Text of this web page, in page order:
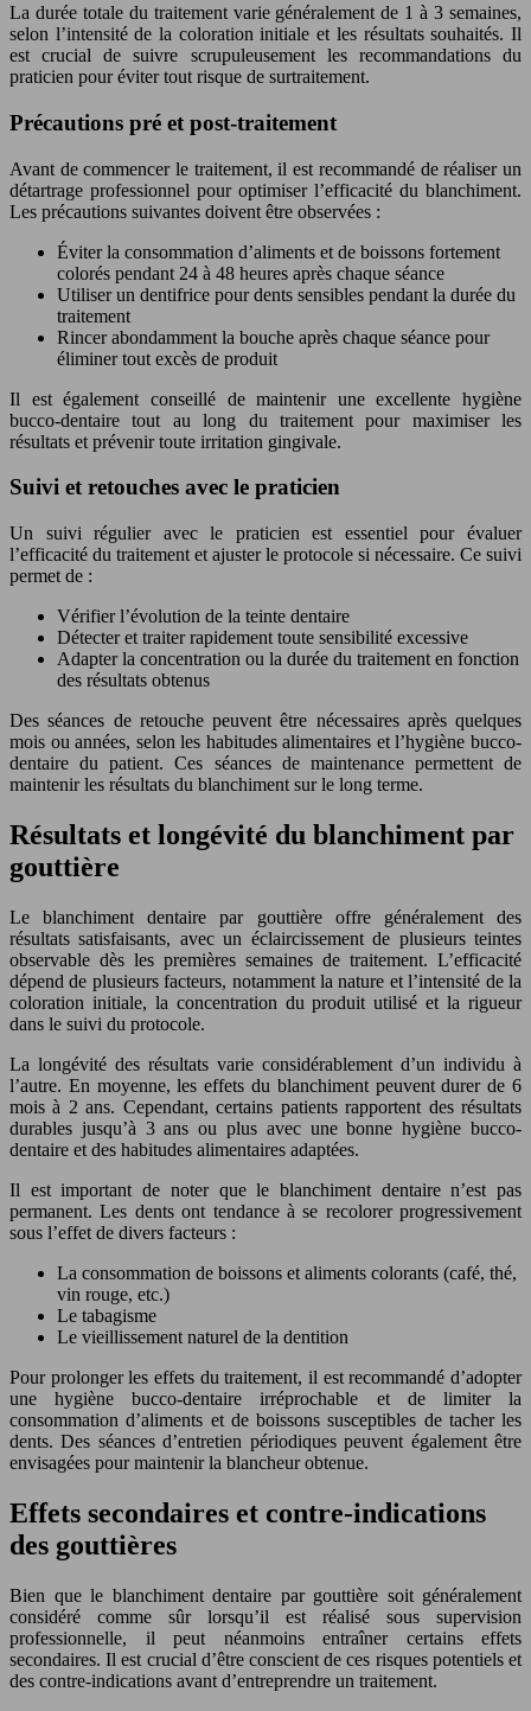
La durée totale du traitement varie généralement de 1 à 3 semaines,
selon l’intensité de la coloration initiale et les résultats souhaités. Il
est crucial de suivre scrupuleusement les recommandations du
praticien pour éviter tout risque de surtraitement.
Précautions pré et post-traitement
Avant de commencer le traitement, il est recommandé de réaliser un
détartrage professionnel pour optimiser l’efficacité du blanchiment.
Les précautions suivantes doivent être observées :
Éviter la consommation d’aliments et de boissons fortement
colorés pendant 24 à 48 heures après chaque séance
Utiliser un dentifrice pour dents sensibles pendant la durée du
traitement
Rincer abondamment la bouche après chaque séance pour
éliminer tout excès de produit
Il est également conseillé de maintenir une excellente hygiène
bucco-dentaire tout au long du traitement pour maximiser les
résultats et prévenir toute irritation gingivale.
Suivi et retouches avec le praticien
Un suivi régulier avec le praticien est essentiel pour évaluer
l’efficacité du traitement et ajuster le protocole si nécessaire. Ce suivi
permet de :
Vérifier l’évolution de la teinte dentaire
Détecter et traiter rapidement toute sensibilité excessive
Adapter la concentration ou la durée du traitement en fonction
des résultats obtenus
Des séances de retouche peuvent être nécessaires après quelques
mois ou années, selon les habitudes alimentaires et l’hygiène bucco-
dentaire du patient. Ces séances de maintenance permettent de
maintenir les résultats du blanchiment sur le long terme.
Résultats et longévité du blanchiment par
gouttière
Le blanchiment dentaire par gouttière offre généralement des
résultats satisfaisants, avec un éclaircissement de plusieurs teintes
observable dès les premières semaines de traitement. L’efficacité
dépend de plusieurs facteurs, notamment la nature et l’intensité de la
coloration initiale, la concentration du produit utilisé et la rigueur
dans le suivi du protocole.
La longévité des résultats varie considérablement d’un individu à
l’autre. En moyenne, les effets du blanchiment peuvent durer de 6
mois à 2 ans. Cependant, certains patients rapportent des résultats
durables jusqu’à 3 ans ou plus avec une bonne hygiène bucco-
dentaire et des habitudes alimentaires adaptées.
Il est important de noter que le blanchiment dentaire n’est pas
permanent. Les dents ont tendance à se recolorer progressivement
sous l’effet de divers facteurs :
La consommation de boissons et aliments colorants (café, thé,
vin rouge, etc.)
Le tabagisme
Le vieillissement naturel de la dentition
Pour prolonger les effets du traitement, il est recommandé d’adopter
une hygiène bucco-dentaire irréprochable et de limiter la
consommation d’aliments et de boissons susceptibles de tacher les
dents. Des séances d’entretien périodiques peuvent également être
envisagées pour maintenir la blancheur obtenue.
Effets secondaires et contre-indications
des gouttières
Bien que le blanchiment dentaire par gouttière soit généralement
considéré comme sûr lorsqu’il est réalisé sous supervision
professionnelle, il peut néanmoins entraîner certains effets
secondaires. Il est crucial d’être conscient de ces risques potentiels et
des contre-indications avant d’entreprendre un traitement.